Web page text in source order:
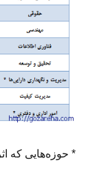
* حوزه‌‌هایی که